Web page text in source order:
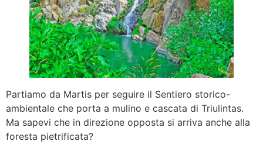
Partiamo da Martis per seguire il Sentiero storico-
ambientale che porta a mulino e cascata di Triulintas.
Ma sapevi che in direzione opposta si arriva anche alla
foresta pietrificata?